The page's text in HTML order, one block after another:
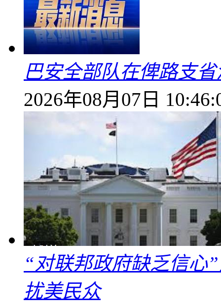
巴安全部队在俾路支
2026年08月07日
“对联邦政府缺乏信心
扰美民众